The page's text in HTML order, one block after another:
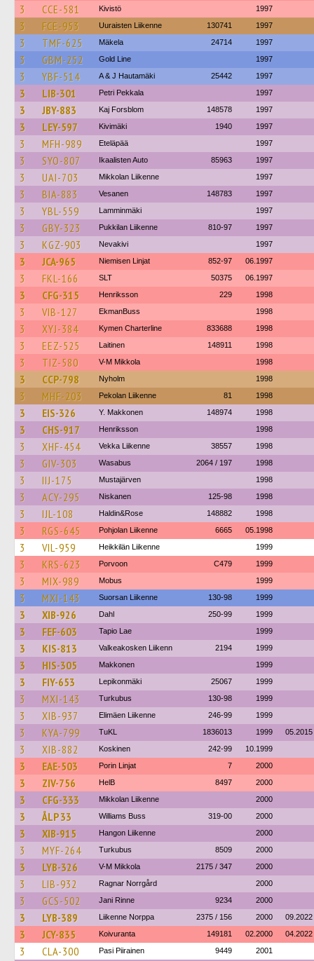
3 CCE-581 Kivistö 1997
3 FCE-953 Uuraisten Liikenne 130741 1997
3 TMF-625 Mäkela 24714 1997
3 GBM-252 Gold Line 1997
3 YBF-514 A & J Hautamäki 25442 1997
3 LIB-301 Petri Pekkala 1997
3 JBY-883 Kaj Forsblom 148578 1997
3 LEY-597 Kivimäki 1940 1997
3 MFH-989 Eteläpää 1997
3 SYO-807 Ikaalisten Auto 85963 1997
3 UAI-703 Mikkolan Liikenne 1997
3 BIA-883 Vesanen 148783 1997
3 YBL-559 Lamminmäki 1997
3 GBY-323 Pukkilan Liikenne 810-97 1997
3 KGZ-903 Nevakivi 1997
3 JCA-965 Niemisen Linjat 852-97 06.1997
3 FKL-166 SLT 50375 06.1997
3 CFG-315 Henriksson 229 1998
3 VIB-127 EkmanBuss 1998
3 XYJ-384 Kymen Charterline 833688 1998
3 EEZ-525 Laitinen 148911 1998
3 TIZ-580 V-M Mikkola 1998
3 CCP-798 Nyholm 1998
3 MHF-203 Pekolan Liikenne 81 1998
3 EIS-326 Y. Makkonen 148974 1998
3 CHS-917 Henriksson 1998
3 XHF-454 Vekka Liikenne 38557 1998
3 GIV-303 Wasabus 2064 / 197 1998
3 IIJ-175 Mustajärven 1998
3 ACY-295 Niskanen 125-98 1998
3 IJL-108 Haldin&Rose 148882 1998
3 RGS-645 Pohjolan Liikenne 6665 05.1998
3 VIL-959 Heikkilän Liikenne 1999
3 KRS-623 Porvoon C479 1999
3 MIX-989 Mobus 1999
3 MXI-143 Suorsan Liikenne 130-98 1999
3 XIB-926 Dahl 250-99 1999
3 FEF-603 Tapio Lae 1999
3 KIS-813 Valkeakosken Liikenn 2194 1999
3 HIS-305 Makkonen 1999
3 FIY-653 Lepikonmäki 25067 1999
3 MXI-143 Turkubus 130-98 1999
3 XIB-937 Elimäen Liikenne 246-99 1999
3 KYA-799 TuKL 1836013 1999 05.2015
3 XIB-882 Koskinen 242-99 10.1999
3 EAE-503 Porin Linjat 7 2000
3 ZIV-756 HelB 8497 2000
3 CFG-333 Mikkolan Liikenne 2000
3 ÅLP 33 Williams Buss 319-00 2000
3 XIB-915 Hangon Liikenne 2000
3 MYF-264 Turkubus 8509 2000
3 LYB-326 V-M Mikkola 2175 / 347 2000
3 LIB-932 Ragnar Norrgård 2000
3 GCS-502 Jani Rinne 9234 2000
3 LYB-389 Liikenne Norppa 2375 / 156 2000 09.2022
3 JCY-835 Koivuranta 149181 02.2000 04.2022
3 CLA-300 Pasi Piirainen 9449 2001